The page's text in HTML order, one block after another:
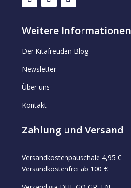
Weitere Informationen
Der Kitafreuden Blog
Newsletter
Über uns
Kontakt
Zahlung und Versand
Versandkostenpauschale 4,95 €
Versandkostenfrei ab 100 €